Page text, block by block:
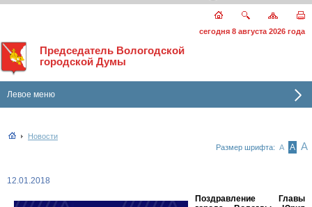
сегодня 8 августа 2026 года
Председатель Вологодской
городской Думы
Левое меню
Новости
Размер шрифта: А А А
12.01.2018
Поздравление Главы